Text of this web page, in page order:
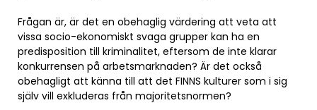
Frågan är, är det en obehaglig värdering att veta att
vissa socio-ekonomiskt svaga grupper kan ha en
predisposition till kriminalitet, eftersom de inte klarar
konkurrensen på arbetsmarknaden? Är det också
obehagligt att känna till att det FINNS kulturer som i sig
själv vill exkluderas från majoritetsnormen?